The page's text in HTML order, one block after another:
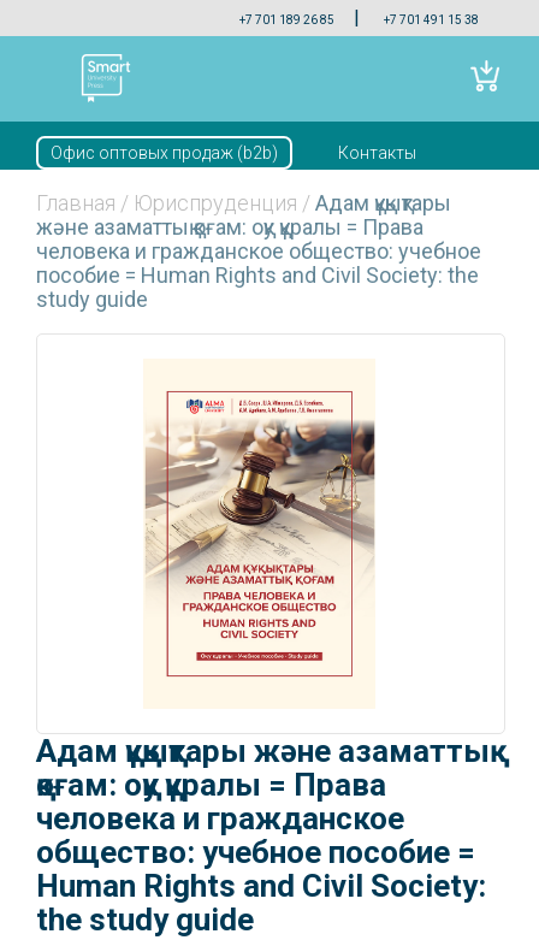
+7 701 189 26 85 | +7 701 491 15 38
Офис оптовых продаж (b2b) Контакты
Скачать прайс
Главная / Юриспруденция /Адам құқықтары
және азаматтық қоғам: оқу құралы = Права
человека и гражданское общество: учебное
пособие = Human Rights and Civil Society: the
study guide
Адам құқықтары және азаматтық
қоғам: оқу құралы = Права
человека и гражданское
общество: учебное пособие =
Human Rights and Civil Society:
the study guide